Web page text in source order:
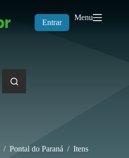
Entrar
Menu
/ Pontal do Paraná / Itens